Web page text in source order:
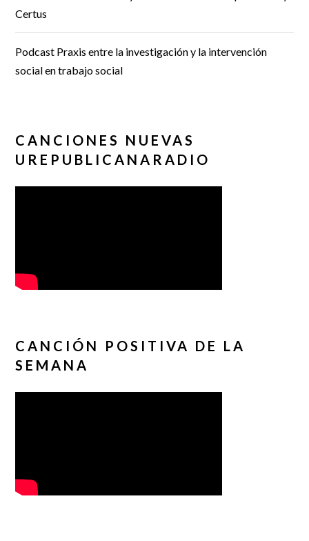
Certus
Podcast Praxis entre la investigación y la intervención
social en trabajo social
CANCIONES NUEVAS
UREPUBLICANARADIO
CANCIÓN POSITIVA DE LA
SEMANA